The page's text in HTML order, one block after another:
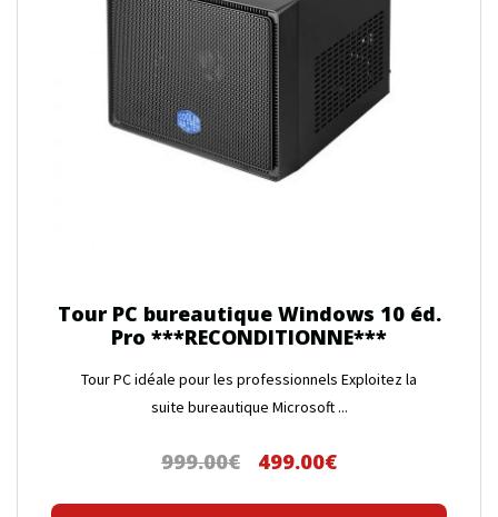
Tour PC bureautique Windows 10 éd.
Pro ***RECONDITIONNE***
Tour PC idéale pour les professionnels Exploitez la
suite bureautique Microsoft ...
999.00€
Le
499.00€